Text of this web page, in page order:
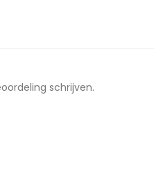
schrijven.